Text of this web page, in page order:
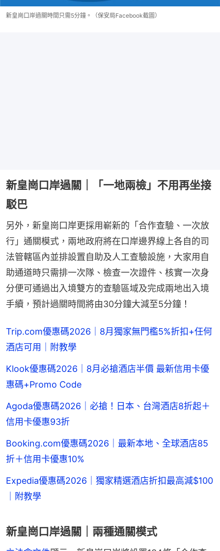
新皇崗口岸過關時間只需5分鐘。（保安局Facebook截圖）
新皇崗口岸過關｜「一地兩檢」不用再坐接
駁巴
另外，新皇崗口岸更採用嶄新的「合作查驗、一次放
行」通關模式，兩地政府將在口岸邊界線上各自的司
法管轄區內並排設置自助及人工查驗設施，大家用自
助通道時只需排一次隊、檢查一次證件、核實一次身
分便可通過出入境雙方的查驗區域及完成兩地出入境
手續，預計過關時間將由30分鐘大減至5分鐘！
Trip.com優惠碼2026｜8月獨家無門檻5%折扣+任何
酒店可用｜附教學
Klook優惠碼2026｜8月必搶酒店半價 最新信用卡優
惠碼+Promo Code
Agoda優惠碼2026｜必搶！日本、台灣酒店8折起＋
信用卡優惠93折
Booking.com優惠碼2026｜最新本地、全球酒店85
折＋信用卡優惠10%
Expedia優惠碼2026｜獨家精選酒店折扣最高減$100
｜附教學
新皇崗口岸過關｜兩種通關模式